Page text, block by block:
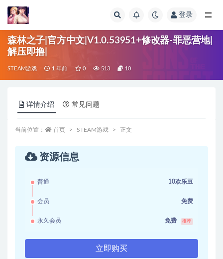
登录
森林之子|官方中文|V1.0.53951+修改器-罪恶营地|
解压即撸|
STEAM游戏 1 年前 0 513 10
详情介绍 常见问题
当前位置： 首页 STEAM游戏 正文
资源信息
普通 10欢乐豆
会员 免费
永久会员 免费 推荐
立即购买